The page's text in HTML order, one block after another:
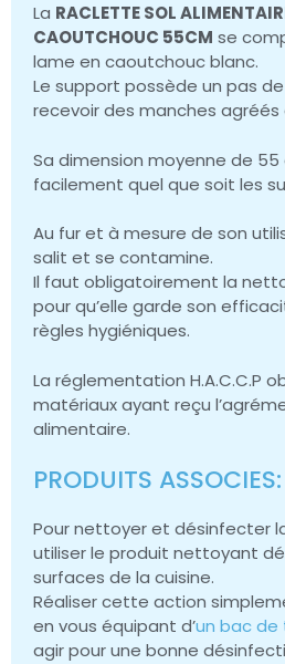
La RACLETTE SOL
CAOUTCHOUC 55CM se
lame en caoutchouc blanc.
Le support possède un pas
recevoir des manches
Sa dimension moyenne de 55
facilement quel que soit les
Au fur et à mesure de son
salit et se contamine.
Il faut obligatoirement la
pour qu’elle garde son
règles hygiéniques.
La réglementation H.A.C.C.P
matériaux ayant reçu
alimentaire.
PRODUITS ASSOCIES:
Pour nettoyer et désinfecter
utiliser le produit nettoyant
surfaces de la cuisine.
Réaliser cette action
en vous équipant d’un bac
agir pour une bonne